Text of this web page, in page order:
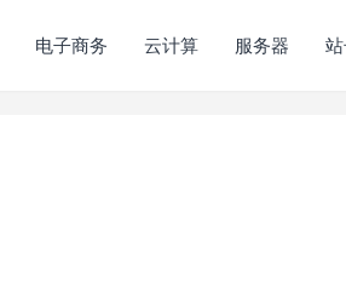
电子商务 云计算 服务器